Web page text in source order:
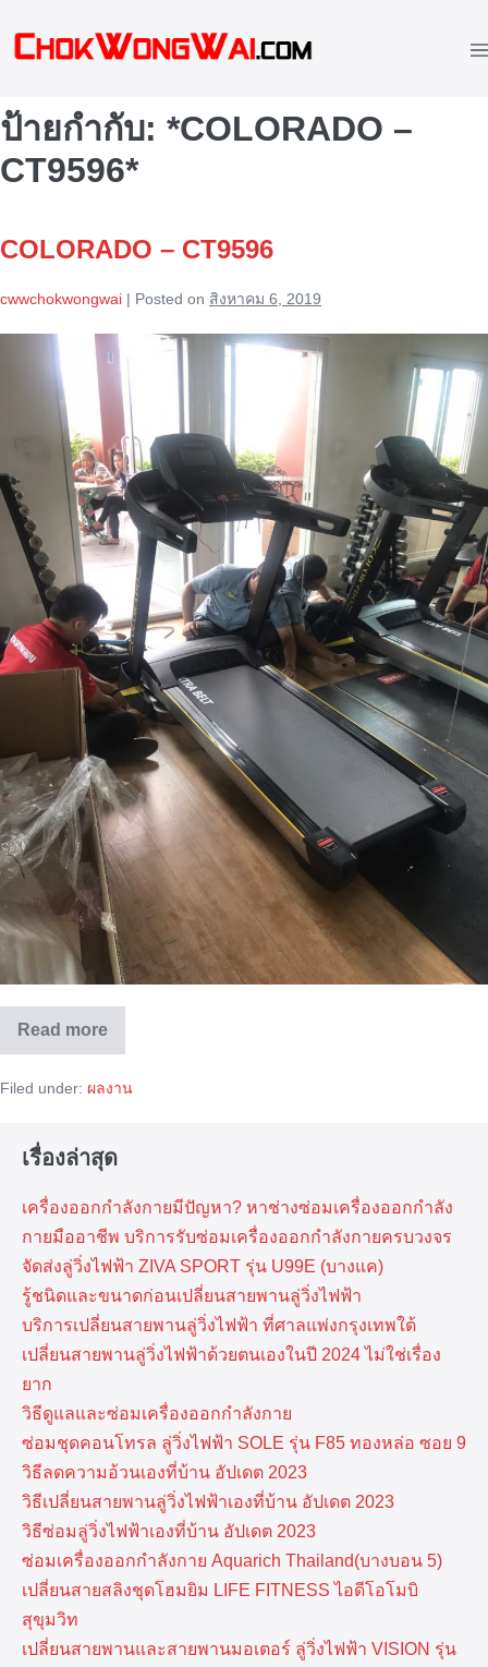
ป้ายกำกับ: *COLORADO –
CT9596*
COLORADO – CT9596
cwwchokwongwai | Posted on สิงหาคม 6, 2019
COLORADO
CT9596
Read moreCOLORADO
–
Filed under: ผลงาน
เรื่องล่าสุด
เครื่องออกกำลังกายมีปัญหา? หาช่างซ่อมเครื่องออกกำลัง
กายมืออาชีพ บริการรับซ่อมเครื่องออกกำลังกายครบวงจร
จัดส่งลู่วิ่งไฟฟ้า ZIVA SPORT รุ่น U99E (บางแค)
รู้ชนิดและขนาดก่อนเปลี่ยนสายพานลู่วิ่งไฟฟ้า
บริการเปลี่ยนสายพานลู่วิ่งไฟฟ้า ที่​ศาลแพ่งกรุงเทพ​ใต้
เปลี่ยนสายพานลู่วิ่งไฟฟ้าด้วยตนเองในปี 2024 ไม่ใช่เรื่อง
ยาก
วิธีดูแลและซ่อมเครื่องออกกำลังกาย
ซ่อมชุดคอนโทรล ลู่วิ่งไฟฟ้า SOLE รุ่น F85 ทองหล่อ ซอย 9
วิธีลดความอ้วนเองที่บ้าน อัปเดต 2023
วิธีเปลี่ยนสายพานลู่วิ่งไฟฟ้าเองที่บ้าน อัปเดต 2023
วิธีซ่อมลู่วิ่งไฟฟ้าเองที่บ้าน อัปเดต 2023
ซ่อมเครื่องออกกำลังกาย Aquarich Thailand(บางบอน 5)
เปลี่ยนสายสลิงชุดโฮมยิม LIFE FITNESS ไอดีโอโมบิ
สุขุมวิท
เปลี่ยนสายพานและสายพานมอเตอร์ ลู่วิ่งไฟฟ้า VISION รุ่น